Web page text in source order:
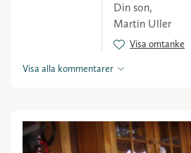
Din son,
Martin Uller
Visa omtanke
Visa alla kommentarer